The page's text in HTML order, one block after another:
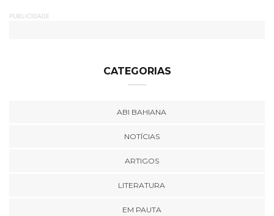
PUBLICIDADE
CATEGORIAS
ABI BAHIANA
NOTÍCIAS
ARTIGOS
LITERATURA
EM PAUTA